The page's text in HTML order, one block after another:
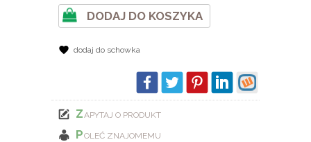
DODAJ DO KOSZYKA
dodaj do schowka
Z APYTAJ O PRODUKT
POLEĆ ZNAJOMEMU